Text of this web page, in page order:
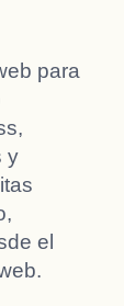
para
y
el